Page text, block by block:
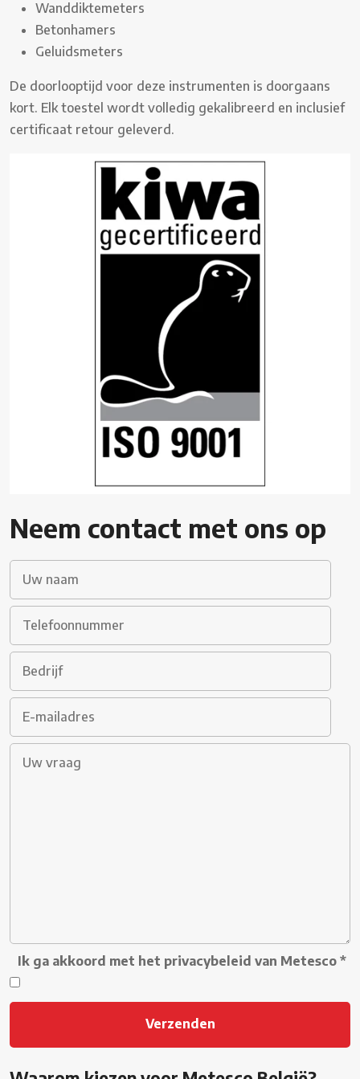
Wanddiktemeters
Betonhamers
Geluidsmeters
De doorlooptijd voor deze instrumenten is doorgaans
kort. Elk toestel wordt volledig gekalibreerd en inclusief
certificaat retour geleverd.
Neem contact met ons op
Ik ga akkoord met het privacybeleid van Metesco *